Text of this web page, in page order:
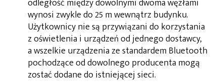
wynosi zwykle do 25 m wewnątrz budynku.
Użytkownicy nie są przywiązani do korzystania
z oświetlenia i urządzeń od jednego dostawcy,
a wszelkie urządzenia ze standardem Bluetooth
pochodzące od dowolnego producenta mogą
zostać dodane do istniejącej sieci.